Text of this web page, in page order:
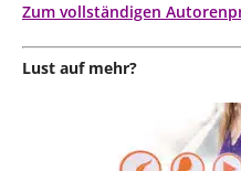
Zum vollständigen
Lust auf mehr?​